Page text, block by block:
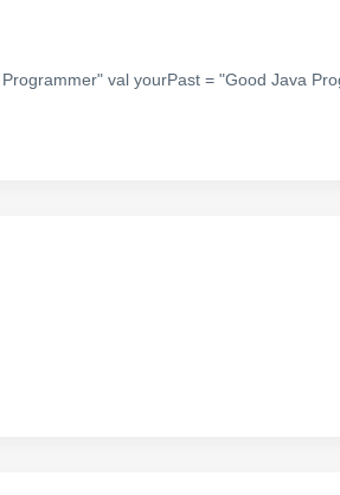
val yourPast = "Good Java